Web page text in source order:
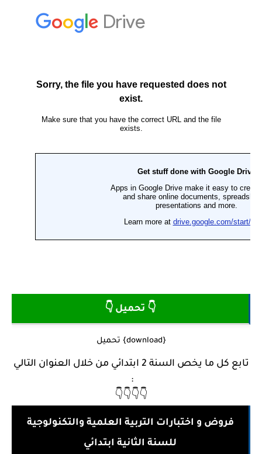
👇 تحميل 👇
{download} تحميل
تابع كل ما يخص السنة 2 ابتدائي من خلال العنوان التالي
:
👇👇👇👇
فروض و اختبارات التربية العلمية والتكنولوجية
للسنة الثانية ابتدائي